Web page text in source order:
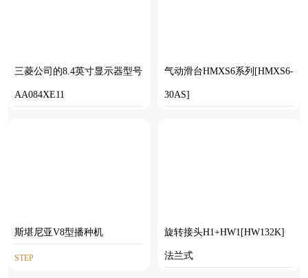
三菱公司的8.4英寸显示器型号
AA084XE11
气动滑台HMXS6系列[HMXS6-
30AS]
斯堪尼亚V8型播种机
STEP
旋转接头H1+HW1[HW132K]
法兰式